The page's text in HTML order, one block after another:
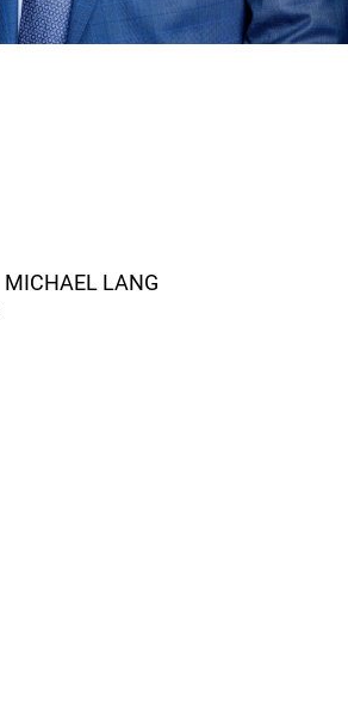
MICHAEL LANG